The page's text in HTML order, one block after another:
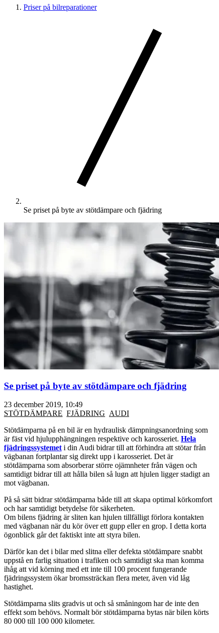
Priser på bilreparationer
Se priset på byte av stötdämpare och fjädring
Se priset på byte av stötdämpare och fjädring
23 december 2019, 10:49
STÖTDÄMPARE FJÄDRING AUDI
Stötdämparna på en bil är en hydraulisk dämpningsanordning som
är fäst vid hjulupphängningen respektive och karosseriet. Hela
fjädringssystemeti din Audi bidrar till att förhindra att stötar från
vägbanan fortplantar sig direkt upp i karosseriet. Det är
stötdämparna som absorberar större ojämnheter från vägen och
samtidigt bidrar till att hålla bilen så lugn att hjulen ligger stadigt an
mot vägbanan.
På så sätt bidrar stötdämparna både till att skapa optimal körkomfort
och har samtidigt betydelse för säkerheten.
Om bilens fjädring är sliten kan hjulen tillfälligt förlora kontakten
med vägbanan när du kör över ett gupp eller en grop. I detta korta
ögonblick går det faktiskt inte att styra bilen.
Därför kan det i bilar med slitna eller defekta stötdämpare snabbt
uppstå en farlig situation i trafiken och samtidigt ska man komma
ihåg att vid körning med ett inte till 100 procent fungerande
fjädringssystem ökar bromssträckan flera meter, även vid låg
hastighet.
Stötdämparna slits gradvis ut och så småningom har de inte den
effekt som behövs. Normalt bör stötdämparna bytas när bilen körts
80 000 till 100 000 kilometer.